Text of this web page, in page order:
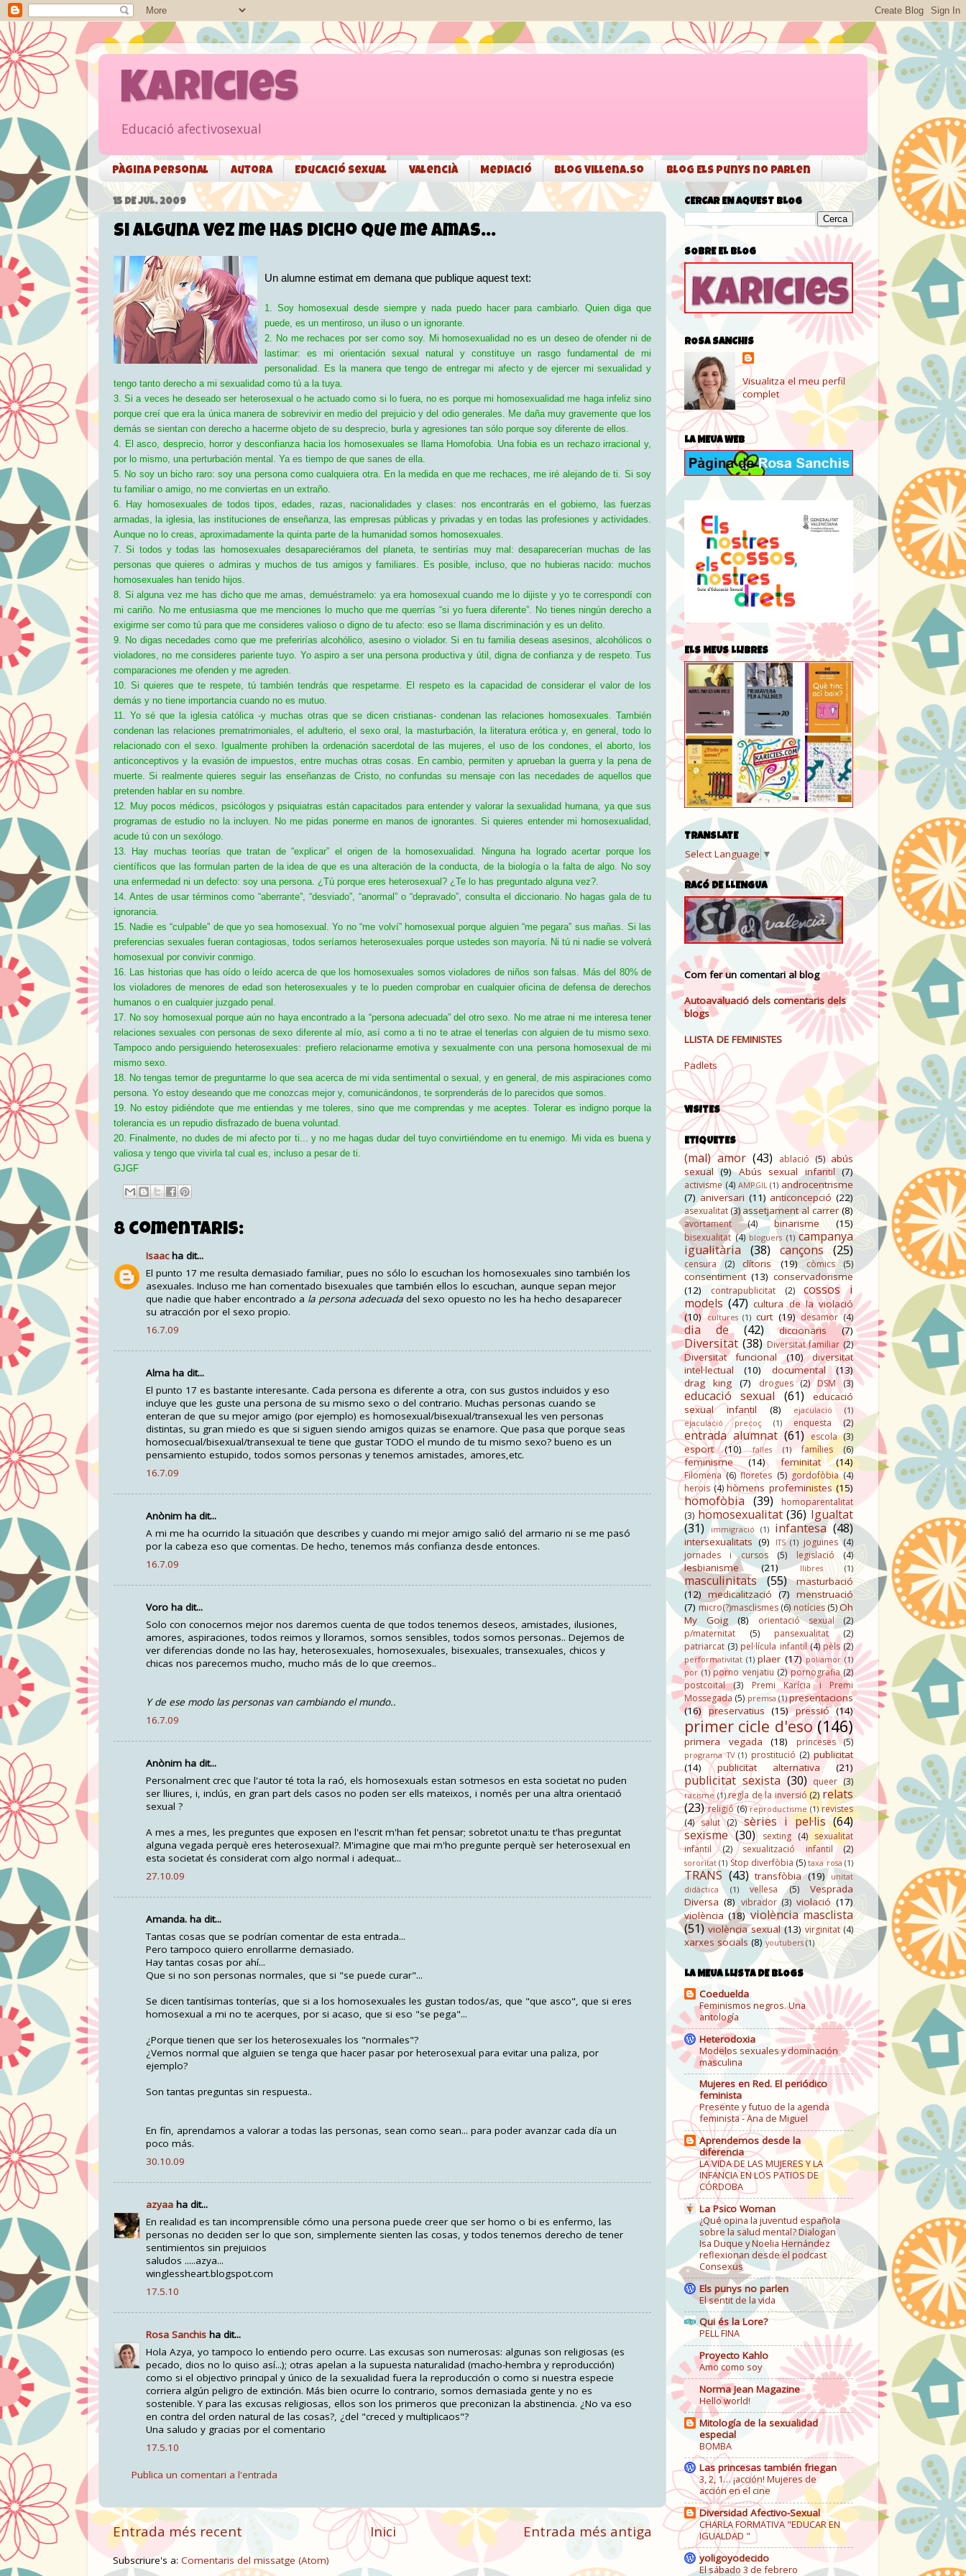
Karicies
Educació afectivosexual
Pàgina personal Autora Educació sexual Valencià Mediació Blog Villena.so Blog Els punys no parlen
15 DE JUL. 2009
Si alguna vez me has dicho que me amas...
Un alumne estimat em demana que publique aquest text:
1. Soy homosexual desde siempre y nada puedo hacer para cambiarlo. Quien diga que
puede, es un mentiroso, un iluso o un ignorante.
2. No me rechaces por ser como soy. Mi homosexualidad no es un deseo de ofender ni de
lastimar: es mi orientación sexual natural y constituye un rasgo fundamental de mi
personalidad. Es la manera que tengo de entregar mi afecto y de ejercer mi sexualidad y
tengo tanto derecho a mi sexualidad como tú a la tuya.
3. Si a veces he deseado ser heterosexual o he actuado como si lo fuera, no es porque mi homosexualidad me haga infeliz sino
porque creí que era la única manera de sobrevivir en medio del prejuicio y del odio generales. Me daña muy gravemente que los
demás se sientan con derecho a hacerme objeto de su desprecio, burla y agresiones tan sólo porque soy diferente de ellos.
4. El asco, desprecio, horror y desconfianza hacia los homosexuales se llama Homofobia. Una fobia es un rechazo irracional y,
por lo mismo, una perturbación mental. Ya es tiempo de que sanes de ella.
5. No soy un bicho raro: soy una persona como cualquiera otra. En la medida en que me rechaces, me iré alejando de ti. Si soy
tu familiar o amigo, no me conviertas en un extraño.
6. Hay homosexuales de todos tipos, edades, razas, nacionalidades y clases: nos encontrarás en el gobierno, las fuerzas
armadas, la iglesia, las instituciones de enseñanza, las empresas públicas y privadas y en todas las profesiones y actividades.
Aunque no lo creas, aproximadamente la quinta parte de la humanidad somos homosexuales.
7. Si todos y todas las homosexuales desapareciéramos del planeta, te sentirías muy mal: desaparecerían muchas de las
personas que quieres o admiras y muchos de tus amigos y familiares. Es posible, incluso, que no hubieras nacido: muchos
homosexuales han tenido hijos.
8. Si alguna vez me has dicho que me amas, demuéstramelo: ya era homosexual cuando me lo dijiste y yo te correspondí con
mi cariño. No me entusiasma que me menciones lo mucho que me querrías “si yo fuera diferente”. No tienes ningún derecho a
exigirme ser como tú para que me consideres valioso o digno de tu afecto: eso se llama discriminación y es un delito.
9. No digas necedades como que me preferirías alcohólico, asesino o violador. Si en tu familia deseas asesinos, alcohólicos o
violadores, no me consideres pariente tuyo. Yo aspiro a ser una persona productiva y útil, digna de confianza y de respeto. Tus
comparaciones me ofenden y me agreden.
10. Si quieres que te respete, tú también tendrás que respetarme. El respeto es la capacidad de considerar el valor de los
demás y no tiene importancia cuando no es mutuo.
11. Yo sé que la iglesia católica -y muchas otras que se dicen cristianas- condenan las relaciones homosexuales. También
condenan las relaciones prematrimoniales, el adulterio, el sexo oral, la masturbación, la literatura erótica y, en general, todo lo
relacionado con el sexo. Igualmente prohíben la ordenación sacerdotal de las mujeres, el uso de los condones, el aborto, los
anticonceptivos y la evasión de impuestos, entre muchas otras cosas. En cambio, permiten y aprueban la guerra y la pena de
muerte. Si realmente quieres seguir las enseñanzas de Cristo, no confundas su mensaje con las necedades de aquellos que
pretenden hablar en su nombre.
12. Muy pocos médicos, psicólogos y psiquiatras están capacitados para entender y valorar la sexualidad humana, ya que sus
programas de estudio no la incluyen. No me pidas ponerme en manos de ignorantes. Si quieres entender mi homosexualidad,
acude tú con un sexólogo.
13. Hay muchas teorías que tratan de “explicar” el origen de la homosexualidad. Ninguna ha logrado acertar porque los
científicos que las formulan parten de la idea de que es una alteración de la conducta, de la biología o la falta de algo. No soy
una enfermedad ni un defecto: soy una persona. ¿Tú porque eres heterosexual? ¿Te lo has preguntado alguna vez?.
14. Antes de usar términos como “aberrante”, “desviado”, “anormal” o “depravado”, consulta el diccionario. No hagas gala de tu
ignorancia.
15. Nadie es “culpable” de que yo sea homosexual. Yo no “me volví” homosexual porque alguien “me pegara” sus mañas. Si las
preferencias sexuales fueran contagiosas, todos seríamos heterosexuales porque ustedes son mayoría. Ni tú ni nadie se volverá
homosexual por convivir conmigo.
16. Las historias que has oído o leído acerca de que los homosexuales somos violadores de niños son falsas. Más del 80% de
los violadores de menores de edad son heterosexuales y te lo pueden comprobar en cualquier oficina de defensa de derechos
humanos o en cualquier juzgado penal.
17. No soy homosexual porque aún no haya encontrado a la “persona adecuada” del otro sexo. No me atrae ni me interesa tener
relaciones sexuales con personas de sexo diferente al mío, así como a ti no te atrae el tenerlas con alguien de tu mismo sexo.
Tampoco ando persiguiendo heterosexuales: prefiero relacionarme emotiva y sexualmente con una persona homosexual de mi
mismo sexo.
18. No tengas temor de preguntarme lo que sea acerca de mi vida sentimental o sexual, y en general, de mis aspiraciones como
persona. Yo estoy deseando que me conozcas mejor y, comunicándonos, te sorprenderás de lo parecidos que somos.
19. No estoy pidiéndote que me entiendas y me toleres, sino que me comprendas y me aceptes. Tolerar es indigno porque la
tolerancia es un repudio disfrazado de buena voluntad.
20. Finalmente, no dudes de mi afecto por ti... y no me hagas dudar del tuyo convirtiéndome en tu enemigo. Mi vida es buena y
valiosa y tengo que vivirla tal cual es, incluso a pesar de ti.
GJGF
8 comentaris:
Isaacha dit...
El punto 17 me resulta demasiado familiar, pues no sólo lo escuchan los homosexuales sino también los
asexuales. Incluso me han comentado bisexuales que también ellos lo escuchan, aunque sepan mejor
que nadie que haber encontrado a la persona adecuada del sexo opuesto no les ha hecho desaparecer
su atracción por el sexo propio.
16.7.09
Alma ha dit...
El punto 17 es bastante interesante. Cada persona es diferente a otra, con sus gustos incluidos y eso
incluye que les guste una persona de su mismo sexo o del contrario. Muchas personas cuando se
enteran de que su mejor amigo (por ejemplo) es homosexual/bisexual/transexual les ven personas
distintas, su gran miedo es que si siguen siendo amigos quizas se enamore. Que pasa que porque seas
homosecual/bisexual/transexual te tiene que gustar TODO el mundo de tu mismo sexo? bueno es un
pensamiento estupido, todos somos personas y tenemos amistades, amores,etc.
16.7.09
Anònim ha dit...
A mi me ha ocurrido la situación que describes y cuando mi mejor amigo salió del armario ni se me pasó
por la cabeza eso que comentas. De hecho, tenemos más confianza desde entonces.
16.7.09
Voro ha dit...
Solo con conocernos mejor nos daremos cuenta de que todos tenemos deseos, amistades, ilusiones,
amores, aspiraciones, todos reimos y lloramos, somos sensibles, todos somos personas.. Dejemos de
ver diferencias donde no las hay, heterosexuales, homosexuales, bisexuales, transexuales, chicos y
chicas nos parecemos mucho, mucho más de lo que creemos..
Y de ese modo las personas van cambiando el mundo..
16.7.09
Anònim ha dit...
Personalment crec que l'autor té tota la raó, els homosexuals estan sotmesos en esta societat no puden
ser lliures, i, inclús, en gran part dels casos no poden ser ells mateixos, i només per una altra orientació
sexual ?
A mes a mes, les preguntes que exposen en l'escrit m'han fet pensar; sobretot una:tu te t'has preguntat
alguna vegada perquè eres heterosexual?. M'imagine que mai m'ho pregunte perquè ser heterosexual en
esta societat és considerat com algo normal i adequat...
27.10.09
Amanda. ha dit...
Tantas cosas que se podrían comentar de esta entrada...
Pero tampoco quiero enrollarme demasiado.
Hay tantas cosas por ahí...
Que si no son personas normales, que si "se puede curar"...
Se dicen tantísimas tonterías, que si a los homosexuales les gustan todos/as, que "que asco", que si eres
homosexual a mi no te acerques, por si acaso, que si eso "se pega"...
¿Porque tienen que ser los heterosexuales los "normales"?
¿Vemos normal que alguien se tenga que hacer pasar por heterosexual para evitar una paliza, por
ejemplo?
Son tantas preguntas sin respuesta..
En fín, aprendamos a valorar a todas las personas, sean como sean... para poder avanzar cada día un
poco más.
30.10.09
azyaa ha dit...
En realidad es tan incomprensible cómo una persona puede creer que ser homo o bi es enfermo, las
personas no deciden ser lo que son, simplemente sienten las cosas, y todos tenemos derecho de tener
sentimientos sin prejuicios
saludos .....azya...
winglessheart.blogspot.com
17.5.10
Rosa Sanchis ha dit...
Hola Azya, yo tampoco lo entiendo pero ocurre. Las excusas son numerosas: algunas son religiosas (es
pecado, dios no lo quiso así...); otras apelan a la supuesta naturalidad (macho-hembra y reproducción)
como si el objectivo principal y único de la sexualidad fuera la reproducción o como si nuestra especie
corriera algún peligro de extinción. Más bien ocurre lo contrario, somos demasiada gente y no es
sostenible. Y para las excusas religiosas, ellos son los primeros que preconizan la abstinencia. ¿No va eso
en contra del orden natural de las cosas?, ¿del "creced y multiplicaos"?
Una saludo y gracias por el comentario
17.5.10
Publica un comentari a l'entrada
Entrada més recent Entrada més antiga
Inici
Subscriure's a: Comentaris del missatge (Atom)
CERCAR EN AQUEST BLOG
SOBRE EL BLOG
ROSA SANCHIS
Visualitza el meu perfil
complet
LA MEUA WEB
ELS MEUS LLIBRES
TRANSLATE
Select Language ▼
RACÓ DE LLENGUA
Com fer un comentari al blog
Autoavaluació dels comentaris dels
blogs
LLISTA DE FEMINISTES
Padlets
VISITES
ETIQUETES
(mal) amor (43) ablació (5) abús
sexual (9) Abús sexual infantil (7)
activisme (4) AMPGIL (1) androcentrisme
(7) aniversari (11) anticoncepció (22)
asexualitat (3)assetjament al carrer (8)
avortament (4) binarisme (15)
bisexualitat (4) bloguers (1) campanya
igualitària
(38) cançons (25)
censura (2) clítoris (19) còmics (5)
consentiment (13) conservadorisme
(12)
contrapublicitat (2)
cossos i
models (47) cultura de la violació
(10) cultures (1) curt (19) desamor (4)
dia de (42) diccionaris (7)
Diversitat (38) Diversitat familiar (2)
Diversitat funcional (10)
diversitat
intel·lectual
(10) documental
(13)
drag king
(7) drogues (2) DSM (3)
educació sexual (61)
educació
sexual infantil
(8) ejaculació
(1)
ejaculació precoç
(1) enquesta (2)
entrada alumnat (61) escola (3)
esport (10) falles (1) famílies (6)
feminisme (14) feminitat (14)
Filomena (6) floretes (5) gordofòbia (4)
herois (4) hòmens profeministes (15)
homofòbia (39)
homoparentalitat
(3) homosexualitat (36) Igualtat
(31)
immigració (1) infantesa (48)
intersexualitats (9) ITS (1) joguines (4)
jornades i cursos
(5) legislació (4)
lesbianisme (21) llibres (1)
masculinitats (55)
masturbació
(12) medicalització (7) menstruació
(7) micro(?)masclismes (6) notícies(5)Oh
My Goig
(8) orientació sexual
(2)
p/maternitat
(5) pansexualitat
(2)
patriarcat (3) pel·lícula infantil (4) pèls (2)
performativitat (1) plaer (17) poliamor (1)
por (1) porno venjatiu (2) pornografia (2)
postcoital
(3)
Premi Karícia i Premi
Mossegada (5) premsa (1) presentacions
(16) preservatius (15) pressió (14)
primer cicle d'eso (146)
primera vegada (18) princeses (5)
programa TV (1) prostitució (2) publicitat
(14)
publicitat alternativa (21)
publicitat sexista (30) queer (3)
racisme (1) regla de la inversió (2) relats
(23) religió (6) reproductisme (1) revistes
(4) salut (2) sèries i pel·lis (64)
sexisme (30) sexting (4) sexualitat
infantil
(2) sexualització infantil (2)
sororitat (1) Stop diverfòbia (5) taxa rosa (1)
TRANS (43) transfòbia (19)
unitat
didàctica
(1) vellesa (5)
Vesprada
Diversa (8) vibrador (3) violació (17)
violència (18) violència masclista
(51) violència sexual (13) virginitat (4)
xarxes socials (8) youtubers (1)
LA MEUA LLISTA DE BLOGS
Coeduelda
Feminismos negros. Una
antología
Heterodoxia
Modelos sexuales y dominación
masculina
Mujeres en Red. El periódico
feminista
Presente y futuo de la agenda
feminista - Ana de Miguel
Aprendemos desde la
diferencia
LA VIDA DE LAS MUJERES Y LA
INFANCIA EN LOS PATIOS DE
CÓRDOBA
La Psico Woman
¿Qué opina la juventud española
sobre la salud mental? Dialogan
Isa Duque y Noelia Hernández
reflexionan desde el podcast
Consexus
Els punys no parlen
El sentit de la vida
Qui és la Lore?
PELL FINA
Proyecto Kahlo
Amo como soy
Norma Jean Magazine
Hello world!
Mitología de la sexualidad
especial
BOMBA
Las princesas también friegan
3, 2, 1… ¡acción! Mujeres de
acción en el cine
Diversidad Afectivo-Sexual
CHARLA FORMATIVA "EDUCAR EN
IGUALDAD "
yoligoyodecido
El sábado 3 de febrero